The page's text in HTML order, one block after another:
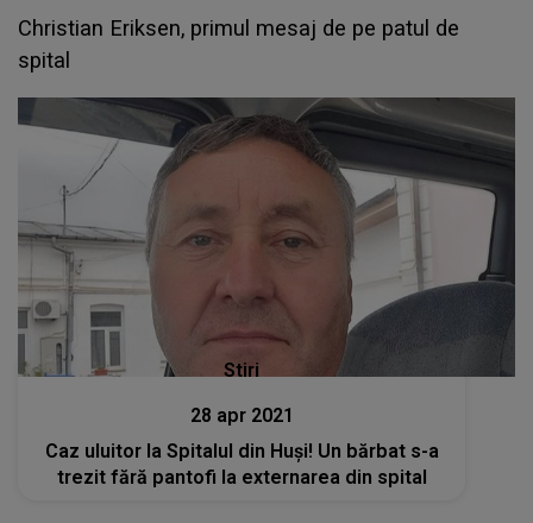
Christian Eriksen, primul mesaj de pe patul de
spital
Stiri
28 apr 2021
Caz uluitor la Spitalul din Huși! Un bărbat s-a
trezit fără pantofi la externarea din spital